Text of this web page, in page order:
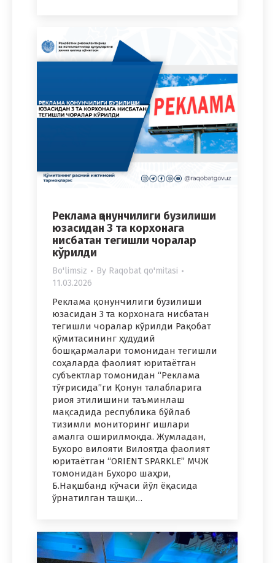
Реклама қонунчилиги бузилиши
юзасидан 3 та корхонага
нисбатан тегишли чоралар
кўрилди
Bo'limsiz By Raqobat qo'mitasi
11.03.2026
Реклама қонунчилиги бузилиши
юзасидан 3 та корхонага нисбатан
тегишли чоралар кўрилди Рақобат
қўмитасининг ҳудудий
бошқармалари томонидан тегишли
соҳаларда фаолият юритаётган
субъектлар томонидан “Реклама
тўғрисида”ги Қонун талабларига
риоя этилишини таъминлаш
мақсадида республика бўйлаб
тизимли мониторинг ишлари
амалга оширилмоқда. Жумладан,
Бухоро вилояти Вилоятда фаолият
юритаётган “ORIENT SPARKLE” МЧЖ
томонидан Бухоро шаҳри,
Б.Нақшбанд кўчаси йўл ёқасида
ўрнатилган ташқи…